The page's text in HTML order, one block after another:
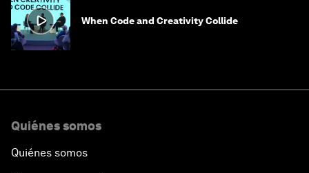
When Code and Creativity Collide
Quiénes somos
Quiénes somos